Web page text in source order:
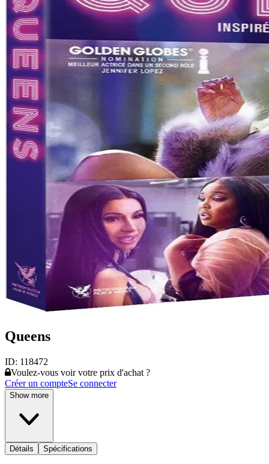
Queens
ID: 118472
Voulez-vous voir votre prix d'achat ?
Créer un compteSe connecter
Show more
Détails Spécifications